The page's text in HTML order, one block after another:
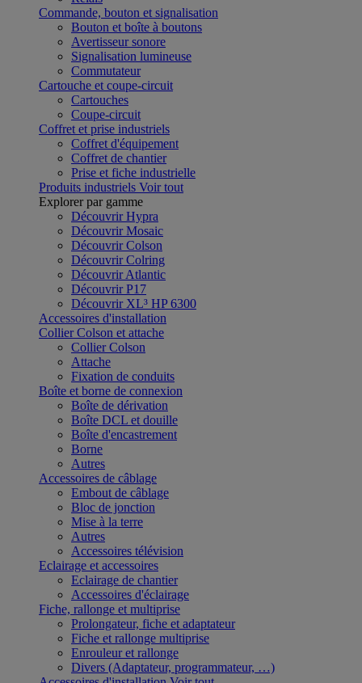
Commande, bouton et signalisation
Bouton et boîte à boutons
Avertisseur sonore
Signalisation lumineuse
Commutateur
Cartouche et coupe-circuit
Cartouches
Coupe-circuit
Coffret et prise industriels
Coffret d'équipement
Coffret de chantier
Prise et fiche industrielle
Produits industriels Voir tout
Explorer par gamme
Découvrir Hypra
Découvrir Mosaic
Découvrir Colson
Découvrir Colring
Découvrir Atlantic
Découvrir P17
Découvrir XL³ HP 6300
Accessoires d'installation
Collier Colson et attache
Collier Colson
Attache
Fixation de conduits
Boîte et borne de connexion
Boîte de dérivation
Boîte DCL et douille
Boîte d'encastrement
Borne
Autres
Accessoires de câblage
Embout de câblage
Bloc de jonction
Mise à la terre
Autres
Accessoires télévision
Eclairage et accessoires
Eclairage de chantier
Accessoires d'éclairage
Fiche, rallonge et multiprise
Prolongateur, fiche et adaptateur
Fiche et rallonge multiprise
Enrouleur et rallonge
Divers (Adaptateur, programmateur, …)